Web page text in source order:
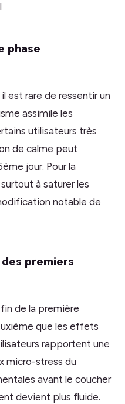
phase
est rare de ressentir un
assimile les
utilisateurs très
de calme peut
jour. Pour la
à saturer les
notable de
des premiers
de la première
que les effets
rapportent une
micro-stress du
avant le coucher
devient plus fluide.